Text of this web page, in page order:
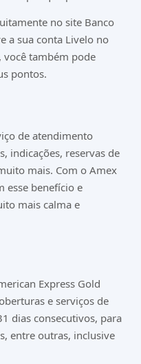
no site Banco
a sua conta Livelo no
também pode
pontos.
de atendimento
indicações, reservas de
mais. Com o Amex
esse benefício e
mais calma e
Express Gold
e serviços de
dias consecutivos, para
entre outras, inclusive